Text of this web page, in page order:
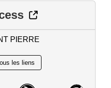
PIERRE